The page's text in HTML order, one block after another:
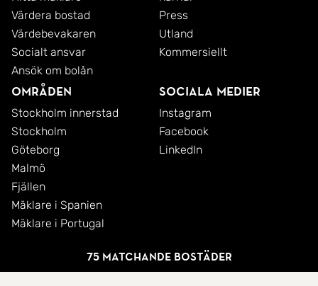
75 matchande bostäder
Värdera bostad
Värdebevakaren
Socialt ansvar
Ansök om bolån
Press
Utland
Kommersiellt
Områden
Stockholm innerstad
Stockholm
Göteborg
Malmö
Fjällen
Mäklare i Spanien
Mäklare i Portugal
Sociala medier
Instagram
Facebook
LinkedIn
© 2026 SkandiaMäklarna AB